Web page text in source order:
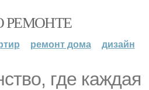
РЕМОНТЕ
ремонт дома дизайн
где каждая